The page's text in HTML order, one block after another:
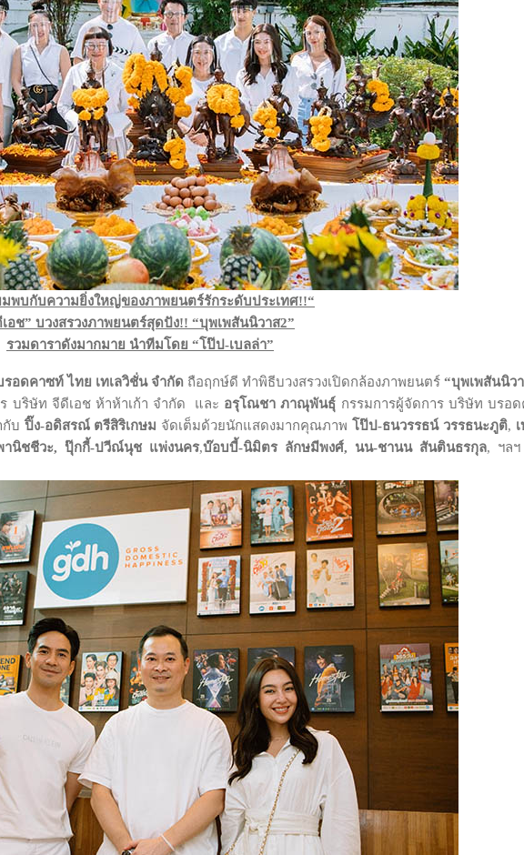
มพบกับความยิ่งใหญ่ของภาพยนตร์รักระดับประเทศ!!“
อช” บวงสรวงภาพยนตร์สุดปัง!! “บุพเพสันนิวาส2”
รวมดาราดังมากมาย นำทีมโดย “โป๊ป-เบลล่า”
อดคาซท์ ไทย เทเลวิชั่น จำกัด ถือฤกษ์ดี ทำพิธีบวงสรวงเปิดกล้องภาพยนตร์ “บุพเพสันนิว
บริษัท จีดีเอช ห้าห้าเก้า จำกัด และ อรุโณชา ภาณุพันธุ์ กรรมการผู้จัดการ บริษัท บรอ
กับ ปิ๊ง-อดิสรณ์ ตรีสิริเกษม จัดเต็มด้วยนักแสดงมากคุณภาพ โป๊ป-ธนวรรธน์ วรรธนะภูติ,
นิชชีวะ, ปุ๊กกี้-ปวีณ์นุช แพ่งนคร,บ๊อบบี้-นิมิตร ลักษมีพงศ์, นน-ชานน สันตินธรกุล, ฯลฯ